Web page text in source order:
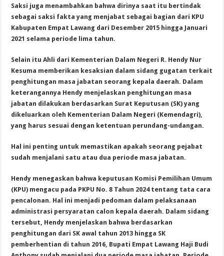
Saksi juga menambahkan bahwa dirinya saat itu bertindak
sebagai saksi fakta yang menjabat sebagai bagian dari KPU
Kabupaten Empat Lawang dari Desember 2015 hingga Januari
2021 selama periode lima tahun.
Selain itu Ahli dari Kementerian Dalam Negeri R. Hendy Nur
Kesuma memberikan kesaksian dalam sidang gugatan terkait
penghitungan masa jabatan seorang kepala daerah. Dalam
keterangannya Hendy menjelaskan penghitungan masa
jabatan dilakukan berdasarkan Surat Keputusan (SK) yang
dikeluarkan oleh Kementerian Dalam Negeri (Kemendagri),
yang harus sesuai dengan ketentuan perundang-undangan.
Hal ini penting untuk memastikan apakah seorang pejabat
sudah menjalani satu atau dua periode masa jabatan.
Hendy menegaskan bahwa keputusan Komisi Pemilihan Umum
(KPU) mengacu pada PKPU No. 8 Tahun 2024 tentang tata cara
pencalonan. Hal ini menjadi pedoman dalam pelaksanaan
administrasi persyaratan calon kepala daerah. Dalam sidang
tersebut, Hendy menjelaskan bahwa berdasarkan
penghitungan dari SK awal tahun 2013 hingga SK
pemberhentian di tahun 2016, Bupati Empat Lawang Haji Budi